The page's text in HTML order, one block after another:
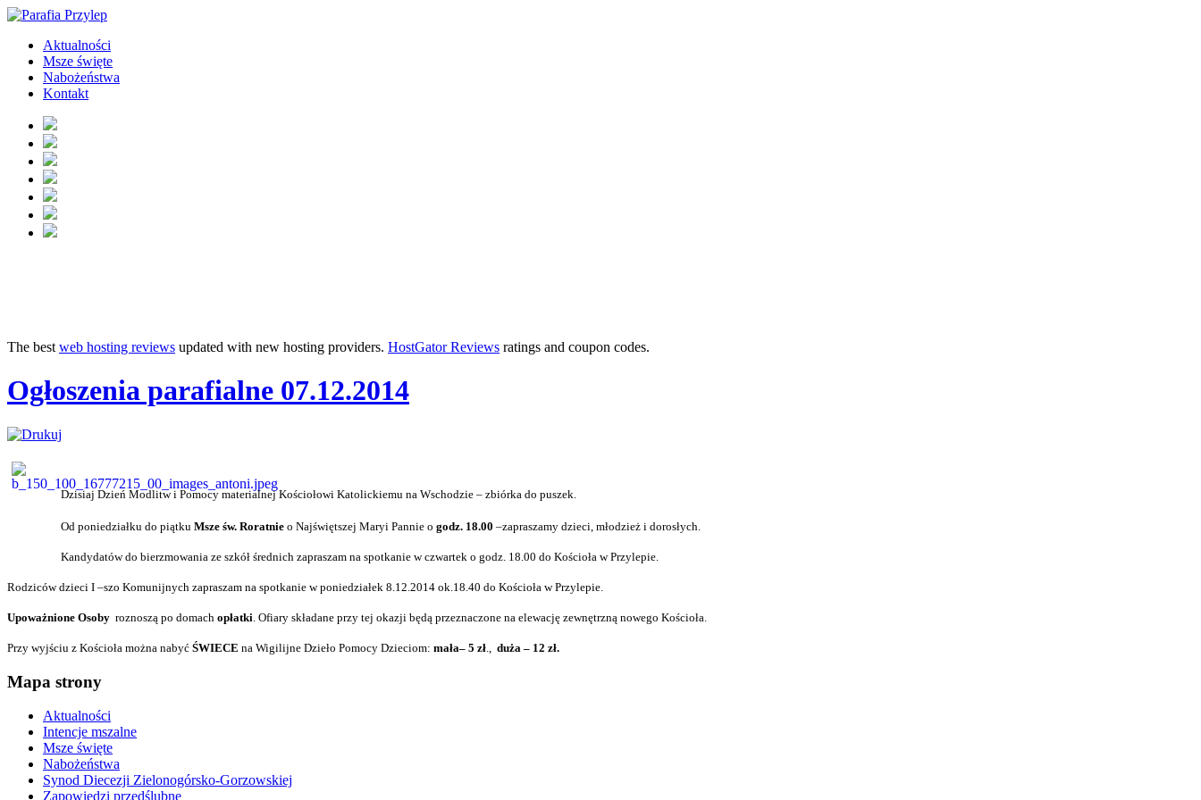
Aktualności
Msze święte
Nabożeństwa
Kontakt
The best web hosting reviews updated with new hosting providers. HostGator Reviews ratings and coupon codes.
Ogłoszenia parafialne 07.12.2014
Dzisiaj Dzień Modlitw i Pomocy materialnej Kościołowi Katolickiemu na Wschodzie – zbiórka do puszek.
Od poniedziałku do piątku Msze św. Roratnie o Najświętszej Maryi Pannie o godz. 18.00 –zapraszamy dzieci, młodzież i dorosłych.
Kandydatów do bierzmowania ze szkół średnich zapraszam na spotkanie w czwartek o godz. 18.00 do Kościoła w Przylepie.
Rodziców dzieci I –szo Komunijnych zapraszam na spotkanie w poniedziałek 8.12.2014 ok.18.40 do Kościoła w Przylepie.
Upoważnione Osoby roznoszą po domach opłatki . Ofiary składane przy tej okazji będą przeznaczone na elewację zewnętrzną nowego Kościoła.
Przy wyjściu z Kościoła można nabyć ŚWIECE na Wigilijne Dzieło Pomocy Dzieciom: mała– 5 zł duża – 12 zł.
Mapa strony
Aktualności
Intencje mszalne
Msze święte
Nabożeństwa
Synod Diecezji Zielonogórsko-Gorzowskiej
Zapowiedzi przedślubne